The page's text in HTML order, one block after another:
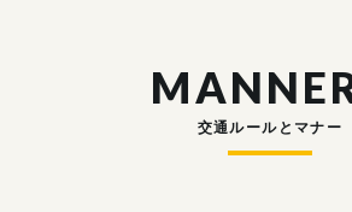
交通ルールとマナー